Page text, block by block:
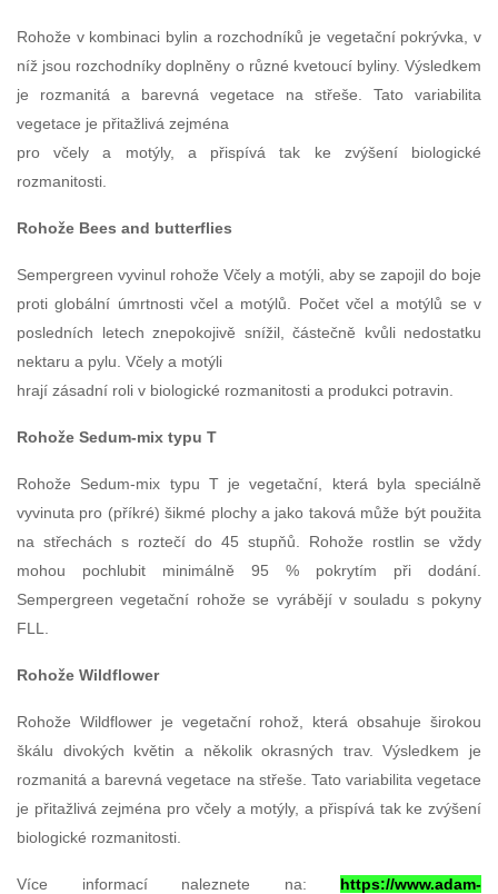
Rohože v kombinaci bylin a rozchodníků je vegetační pokrývka, v
níž jsou rozchodníky doplněny o různé kvetoucí byliny. Výsledkem
je rozmanitá a barevná vegetace na střeše. Tato variabilita
vegetace je přitažlivá zejména
pro včely a motýly, a přispívá tak ke zvýšení biologické
rozmanitosti.
Rohože Bees and butterflies
Sempergreen vyvinul rohože Včely a motýli, aby se zapojil do boje
proti globální úmrtnosti včel a motýlů. Počet včel a motýlů se v
posledních letech znepokojivě snížil, částečně kvůli nedostatku
nektaru a pylu. Včely a motýli
hrají zásadní roli v biologické rozmanitosti a produkci potravin.
Rohože Sedum-mix typu T
Rohože Sedum-mix typu T je vegetační, která byla speciálně
vyvinuta pro (příkré) šikmé plochy a jako taková může být použita
na střechách s roztečí do 45 stupňů. Rohože rostlin se vždy
mohou pochlubit minimálně 95 % pokrytím při dodání.
Sempergreen vegetační rohože se vyrábějí v souladu s pokyny
FLL.
Rohože Wildflower
Rohože Wildflower je vegetační rohož, která obsahuje širokou
škálu divokých květin a několik okrasných trav. Výsledkem je
rozmanitá a barevná vegetace na střeše. Tato variabilita vegetace
je přitažlivá zejména pro včely a motýly, a přispívá tak ke zvýšení
biologické rozmanitosti.
Více informací naleznete na: https://www.adam-